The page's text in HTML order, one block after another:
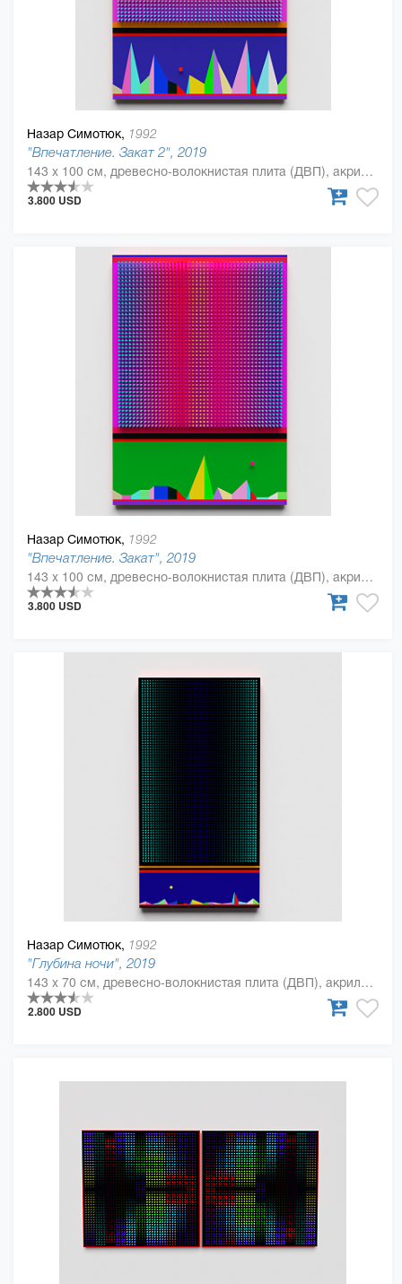
Назар Симотюк, 1992
"Впечатление. Закат 2", 2019
143 x 100 см, древесно-волокнистая плита (ДВП), акриловая краска, Дерево, полиуретан
3.800 USD
Назар Симотюк, 1992
"Впечатление. Закат", 2019
143 x 100 см, древесно-волокнистая плита (ДВП), акриловая краска, Дерево, полиуретан
3.800 USD
Назар Симотюк, 1992
"Глубина ночи", 2019
143 x 70 см, древесно-волокнистая плита (ДВП), акриловая краска, Дерево, полиуретан
2.800 USD